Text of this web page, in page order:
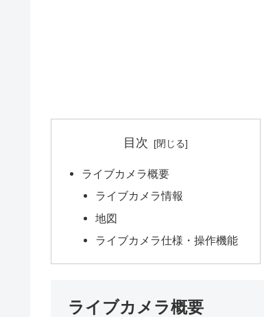
目次
ライブカメラ概要
ライブカメラ情報
地図
ライブカメラ仕様・操作機能
ライブカメラ概要